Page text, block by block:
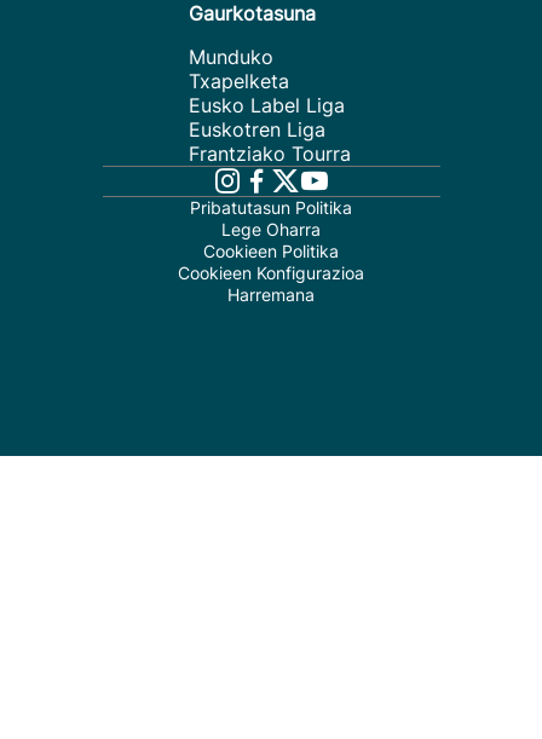
Gaurkotasuna
Munduko
Txapelketa
Eusko Label Liga
Euskotren Liga
Frantziako Tourra
Pribatutasun Politika
Lege Oharra
Cookieen Politika
Cookieen Konfigurazioa
Harremana